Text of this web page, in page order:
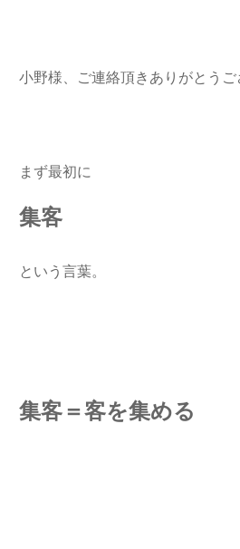
小野様、ご連絡頂きありがとうご
まず最初に
集客
という言葉。
集客＝客を集める